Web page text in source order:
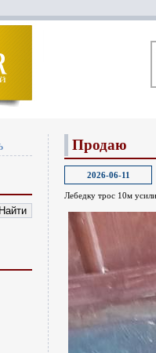
Продаю
2026-06-11
Лебедку трос 10м